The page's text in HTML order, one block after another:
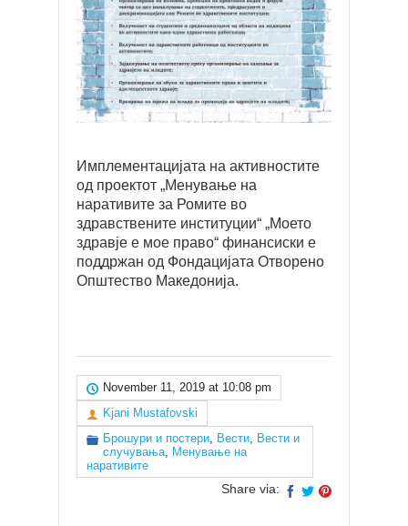
Имплементацијата на активностите
од проектот „Менување на
наративите за Ромите во
здравствените институции“ „Моето
здравје е мое право“ финансиски е
поддржан од Фондацијата Отворено
Општество Македонија.
November 11, 2019 at 10:08 pm
Kjani Mustafovski
Брошури и постери, Вести, Вести и
случувања, Менување на
наративите
Share via: